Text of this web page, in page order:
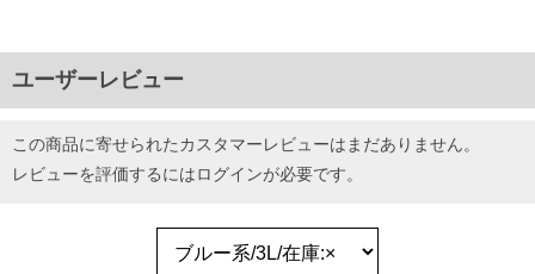
ユーザーレビュー
この商品に寄せられたカスタマーレビューはまだありません。
レビューを評価するにはログインが必要です。